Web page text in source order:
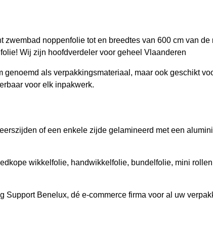
zwembad noppenfolie tot en breedtes van 600 cm van
Wij zijn hoofdverdeler voor geheel Vlaanderen
als verpakkingsmateriaal, maar ook geschikt
voor elk inpakwerk.
of een enkele zijde gelamineerd met een
wikkelfolie, handwikkelfolie, bundelfolie, mini
Benelux, dé e-commerce firma voor al uw